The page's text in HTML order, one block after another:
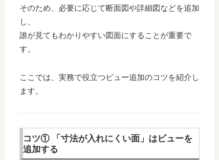
そのため、必要に応じて断面図や詳細図などを追加
し、
誰が見てもわかりやすい図面にすることが重要で
す。
ここでは、実務で役立つビュー追加のコツを紹介し
ます。
コツ① 「寸法が入れにくい面」はビューを
追加する